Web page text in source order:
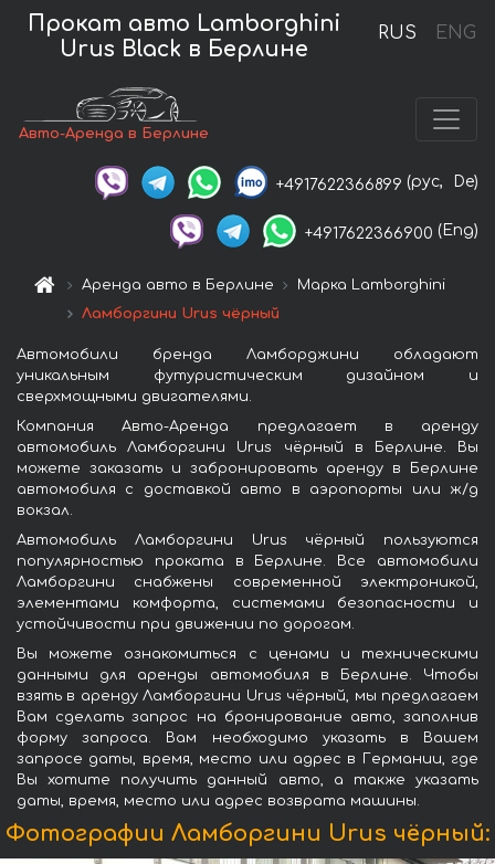
RUS ENG
Прокат авто Lamborghini
Urus Black в Берлине
Авто-Аренда в Берлине
+4917622366899 (рус, De)
+4917622366900 (Eng)
Аренда авто в Берлине
Марка Lamborghini
Ламборгини Urus чёрный
Автомобили бренда Ламборджини обладают
уникальным футуристическим дизайном и
сверхмощными двигателями.
Компания Авто-Аренда предлагает в аренду
автомобиль Ламборгини Urus чёрный в Берлине. Вы
можете заказать и забронировать аренду в Берлине
автомобиля с доставкой авто в аэропорты или ж/д
вокзал.
Автомобиль Ламборгини Urus чёрный пользуются
популярностью проката в Берлине. Все автомобили
Ламборгини снабжены современной электроникой,
элементами комфорта, системами безопасности и
устойчивости при движении по дорогам.
Вы можете ознакомиться с ценами и техническими
данными для аренды автомобиля в Берлине. Чтобы
взять в аренду Ламборгини Urus чёрный, мы предлагаем
Вам сделать запрос на бронирование авто, заполнив
форму запроса. Вам необходимо указать в Вашем
запросе даты, время, место или адрес в Германии, где
Вы хотите получить данный авто, а также указать
даты, время, место или адрес возврата машины.
Фотографии Ламборгини Urus чёрный: